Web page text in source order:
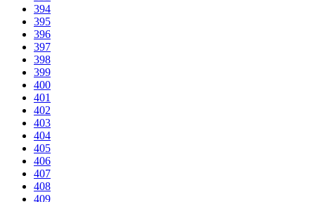
394
395
396
397
398
399
400
401
402
403
404
405
406
407
408
409